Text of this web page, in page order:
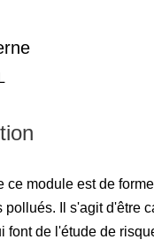
ce module est de
pollués. Il s'agit d'être
font de l'étude de